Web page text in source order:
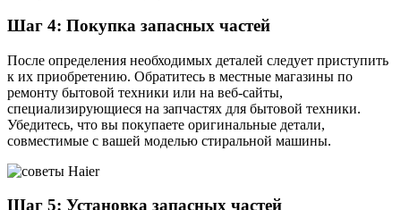
Шаг 4: Покупка запасных частей
После определения необходимых деталей следует приступить
к их приобретению. Обратитесь в местные магазины по
ремонту бытовой техники или на веб-сайты,
специализирующиеся на запчастях для бытовой техники.
Убедитесь, что вы покупаете оригинальные детали,
совместимые с вашей моделью стиральной машины.
Шаг 5: Установка запасных частей